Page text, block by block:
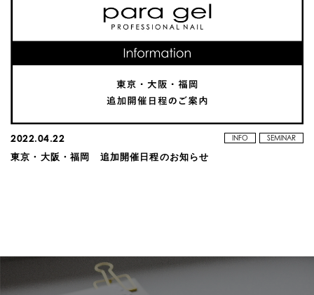
2022.04.22 INFO SEMINAR
東京・大阪・福岡 追加開催日程のお知らせ